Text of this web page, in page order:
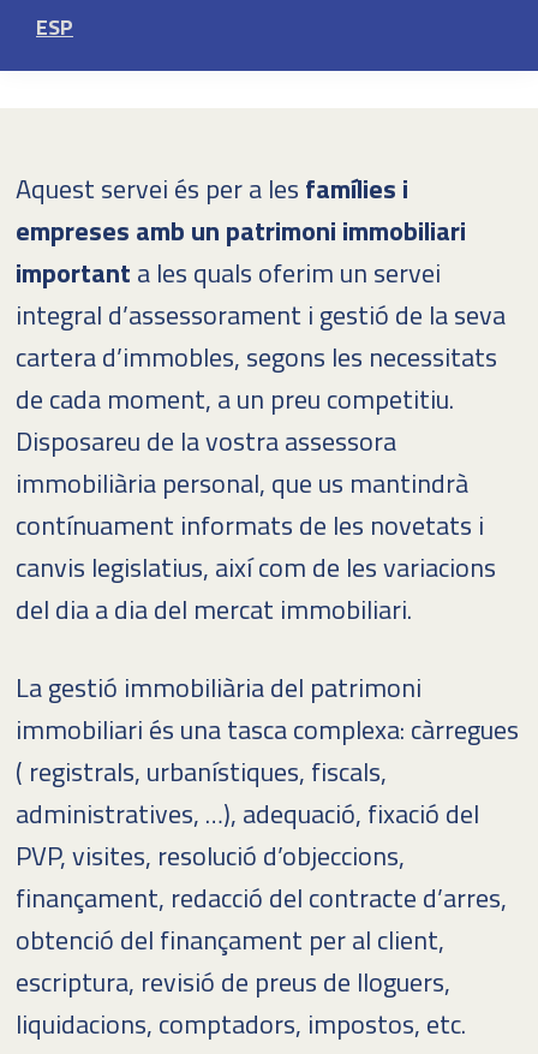
ESP
Aquest servei és per a les famílies i
empreses amb un patrimoni immobiliari
important a les quals oferim un servei
integral d’assessorament i gestió de la seva
cartera d’immobles, segons les necessitats
de cada moment, a un preu competitiu.
Disposareu de la vostra assessora
immobiliària personal, que us mantindrà
contínuament informats de les novetats i
canvis legislatius, així com de les variacions
del dia a dia del mercat immobiliari.
La gestió immobiliària del patrimoni
immobiliari és una tasca complexa: càrregues
( registrals, urbanístiques, fiscals,
administratives, …), adequació, fixació del
PVP, visites, resolució d’objeccions,
finançament, redacció del contracte d’arres,
obtenció del finançament per al client,
escriptura, revisió de preus de lloguers,
liquidacions, comptadors, impostos, etc.